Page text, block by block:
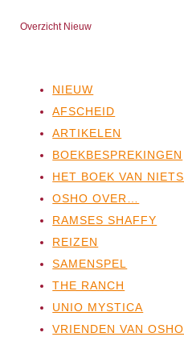
Overzicht Nieuw
NIEUW
AFSCHEID
ARTIKELEN
BOEKBESPREKINGEN
HET BOEK VAN NIETS
OSHO OVER…
RAMSES SHAFFY
REIZEN
SAMENSPEL
THE RANCH
UNIO MYSTICA
VRIENDEN VAN OSHO